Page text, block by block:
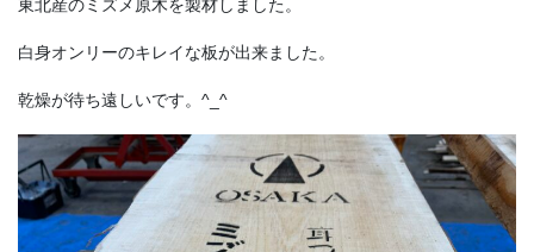
東北産のミズメ原木を製材しました。
白身オンリーのキレイな板が出来ました。
乾燥が待ち遠しいです。 ^_^